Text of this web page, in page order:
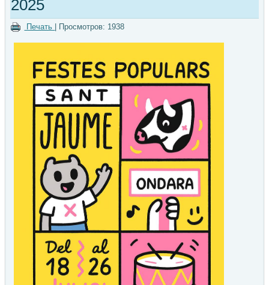
2025
Печать | Просмотров: 1938